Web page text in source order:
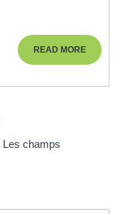
Humaines
par
READ MOREREAD
MORE
Les champs